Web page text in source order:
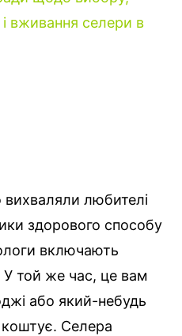
і вживання селери в
любителі
здорового способу
включають
У той же час, це вам
або який-небудь
Селера